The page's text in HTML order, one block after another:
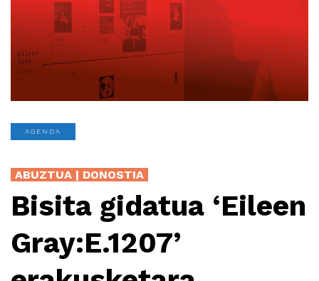
AGENDA
ABUZTUA | DONOSTIA
Bisita gidatua ‘Eileen
Gray:E.1207’